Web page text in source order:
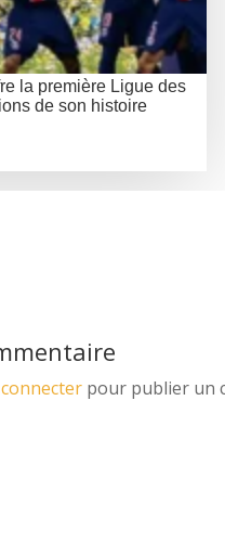
la première Ligue des
de son histoire
pour publier un